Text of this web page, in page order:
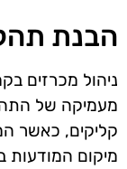
הבנת
ניהול מכרזים
מעמיקה של
קליקים, כאשר
מיקום